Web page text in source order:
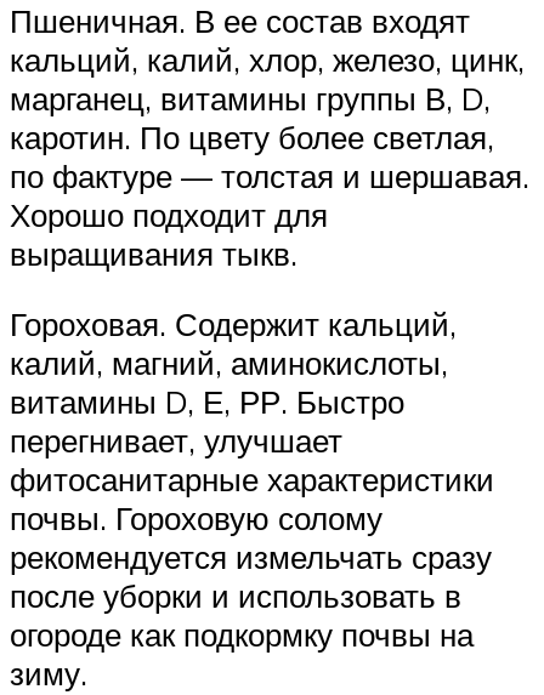
Пшеничная. В ее состав входят
кальций, калий, хлор, железо, цинк,
марганец, витамины группы В, D,
каротин. По цвету более светлая,
по фактуре — толстая и шершавая.
Хорошо подходит для
выращивания тыкв.
Гороховая. Содержит кальций,
калий, магний, аминокислоты,
витамины D, Е, РР. Быстро
перегнивает, улучшает
фитосанитарные характеристики
почвы. Гороховую солому
рекомендуется измельчать сразу
после уборки и использовать в
огороде как подкормку почвы на
зиму.